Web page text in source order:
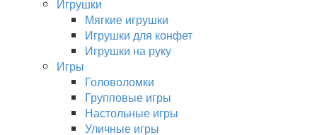
Игрушки
Мягкие игрушки
Игрушки для конфет
Игрушки на руку
Игры
Головоломки
Групповые игры
Настольные игры
Уличные игры